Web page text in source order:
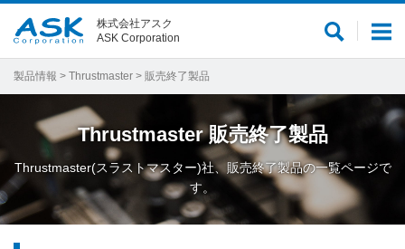
メ
ー
サ
内
検
索
株式会社アスク
ASK Corporation
製品情報 > Thrustmaster > 販売終了製品
Thrustmaster 販売終了製品
Thrustmaster(スラストマスター)社、販売終了製品の一覧ページで
す。